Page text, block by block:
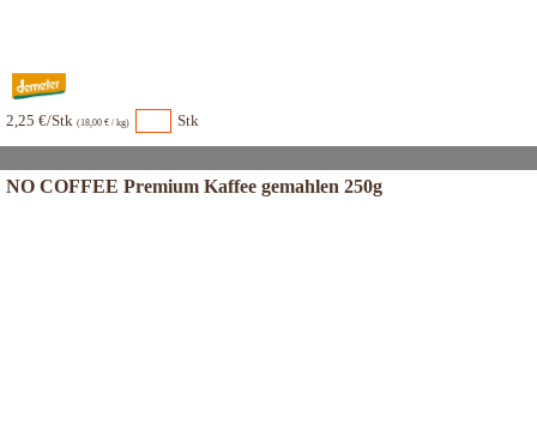
2,25 €/Stk (18,00 € / kg) Stk
NO COFFEE Premium Kaffee gemahlen 250g